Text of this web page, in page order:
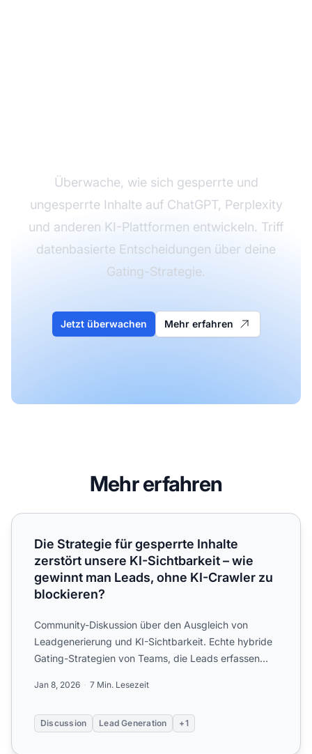
Überwache, wie sich gesperrte und
ungesperrte Inhalte auf ChatGPT, Perplexity
und anderen KI-Plattformen entwickeln. Triff
datenbasierte Entscheidungen über deine
Gating-Strategie.
Jetzt überwachen Mehr erfahren
Mehr erfahren
Die Strategie für gesperrte Inhalte zerstört unsere KI-
Die Strategie für gesperrte Inhalte
zerstört unsere KI-Sichtbarkeit – wie
gewinnt man Leads, ohne KI-Crawler zu
blockieren?
Community-Diskussion über den Ausgleich von
Leadgenerierung und KI-Sichtbarkeit. Echte hybride
Gating-Strategien von Teams, die Leads erfassen
Jan 8, 2026 7 Min. Lesezeit
Discussion Lead Generation +1